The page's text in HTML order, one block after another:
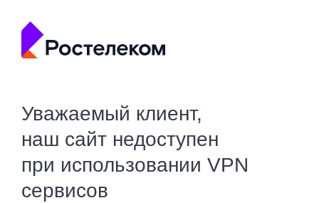
Уважаемый клиент,
наш сайт недоступен
при использовании VPN
сервисов